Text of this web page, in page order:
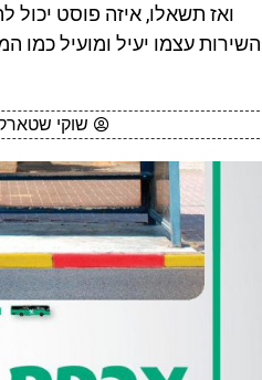
ואז תשאלו, איזה פוסט יכול
השירות עצמו יעיל ומועיל כמו
שוקי